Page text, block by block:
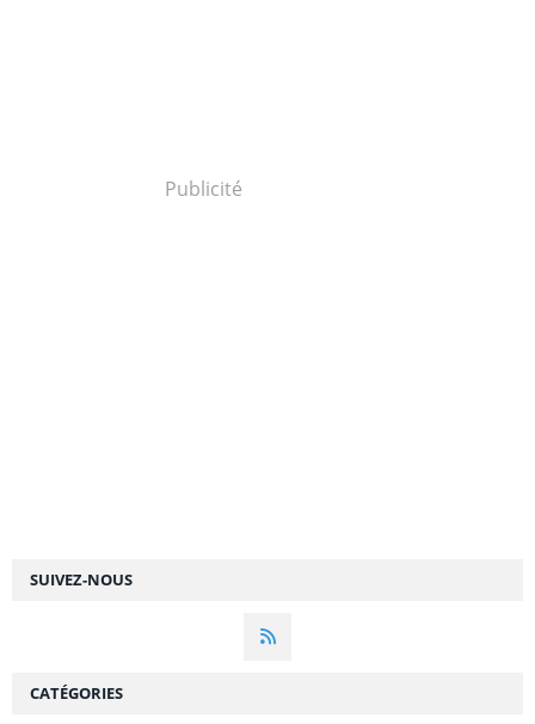
SUIVEZ-NOUS
Publicité
CATÉGORIES